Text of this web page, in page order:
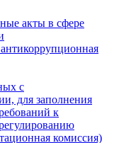
акты в сфере
с
для заполнения
к
комиссия)